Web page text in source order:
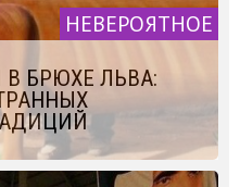
НЕВЕРОЯТНОЕ
БРЮХЕ ЛЬВА: